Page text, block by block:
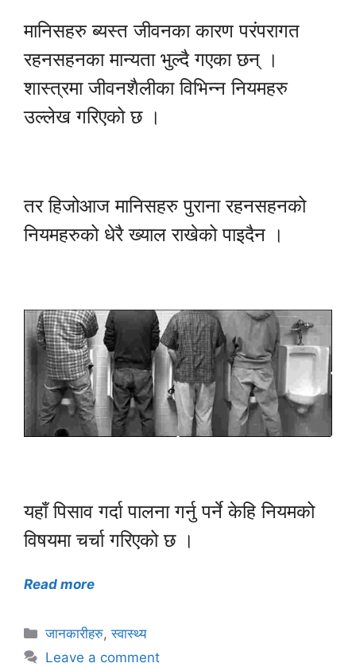
मानिसहरु ब्यस्त जीवनका कारण परंपरागत
रहनसहनका मान्यता भुल्दै गएका छन् ।
शास्त्रमा जीवनशैलीका विभिन्न नियमहरु
उल्लेख गरिएको छ ।
तर हिजोआज मानिसहरु पुराना रहनसहनको
नियमहरुको धेरै ख्याल राखेको पाइदैन ।
यहाँ पिसाव गर्दा पालना गर्नु पर्ने केहि नियमको
विषयमा चर्चा गरिएको छ ।
Read more
Categories
जानकारीहरु,स्वास्थ्य
Leave a comment